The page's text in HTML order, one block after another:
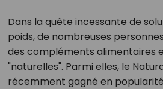
Dans la quête incessante de
poids, de nombreuses
des compléments alimentaires
"naturelles". Parmi elles, le
récemment gagné en